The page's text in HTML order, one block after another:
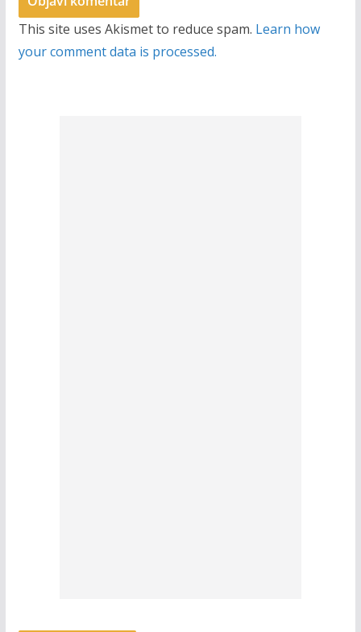
This site uses Akismet to reduce spam. Learn how
your comment data is processed.